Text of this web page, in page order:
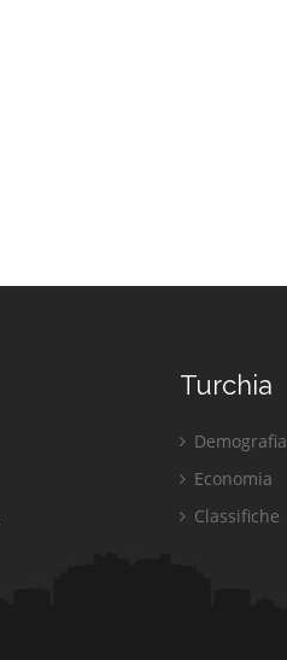
Turchia
Demografia
Economia
Classifiche